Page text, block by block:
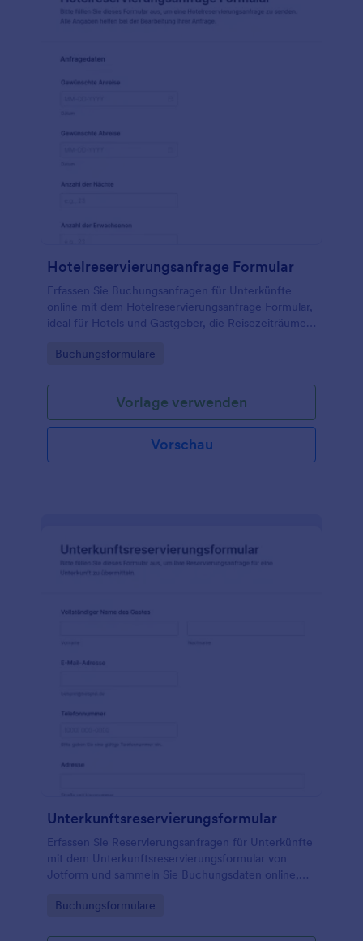
Hotelreservierungsanfrage Formular
Erfassen Sie Buchungsanfragen für Unterkünfte
online mit dem Hotelreservierungsanfrage Formular,
ideal für Hotels und Gastgeber, die Reisezeiträume
zentral bearbeiten möchten.
Go to Category:
Buchungsformulare
Vorlage verwenden
Vorschau
Unterkunftsreservierungsformular
Erfassen Sie Reservierungsanfragen für Unterkünfte
mit dem Unterkunftsreservierungsformular von
Jotform und sammeln Sie Buchungsdaten online,
schneller prüfen und Anfragen zuverlässig
Go to Category:
Buchungsformulare